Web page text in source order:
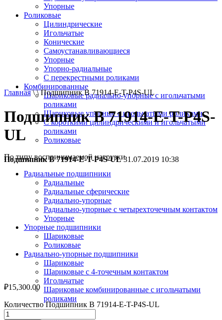
Упорные
Роликовые
Цилиндрические
Игольчатые
Конические
Самоустанавливающиеся
Упорные
Упорно-радиальные
C перекрестными роликами
Комбинированные
Шариковые радиально-упорные с игольчатыми
роликами
Шариковые упорные с игольчатыми роликами
С короткими цилиндрическими и игольчатыми
роликами
Роликовые
По типу воспринимаемой нагрузки
Радиальные подшипники
Радиальные
Радиальные сферические
Радиально-упорные
Радиально-упорные с четырехточечным контактом
Упорные
Упорные подшипники
Шариковые
Роликовые
Радиально-упорные подшипники
Шариковые
Шариковые с 4-точечным контактом
Игольчатые
Шариковые комбинированные с игольчатыми
роликами
По назначению
Главная\ \ Подшипник B 71914-E-T-P4S-UL
Подшипник B 71914-E-T-P4S-
UL
Подшипник B 71914-E-T-P4S-UL31.07.2019 10:38
₽15,300.00
Количество Подшипник B 71914-E-T-P4S-UL